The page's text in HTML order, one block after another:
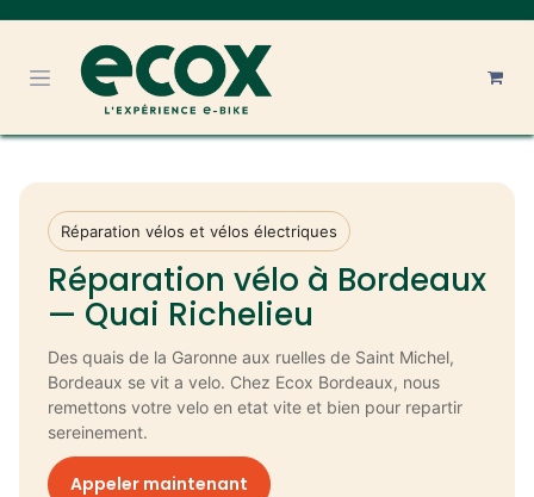
Réparation vélos et vélos électriques
Réparation vélo à Bordeaux
— Quai Richelieu
Des quais de la Garonne aux ruelles de Saint Michel,
Bordeaux se vit a velo. Chez Ecox Bordeaux, nous
remettons votre velo en etat vite et bien pour repartir
sereinement.
Appeler maintenant